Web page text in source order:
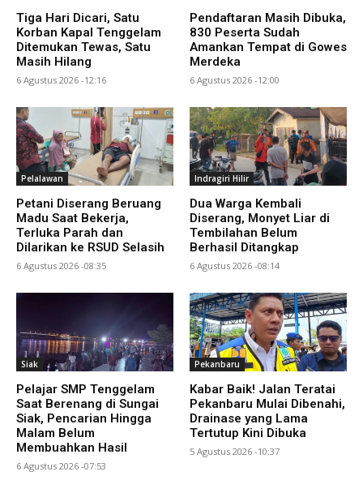
Tiga Hari Dicari, Satu
Korban Kapal Tenggelam
Ditemukan Tewas, Satu
Masih Hilang
6 Agustus 2026 -12:16
Pendaftaran Masih Dibuka,
830 Peserta Sudah
Amankan Tempat di Gowes
Merdeka
6 Agustus 2026 -12:00
Pelalawan
Petani Diserang Beruang
Madu Saat Bekerja,
Terluka Parah dan
Dilarikan ke RSUD Selasih
6 Agustus 2026 -08:35
Indragiri Hilir
Dua Warga Kembali
Diserang, Monyet Liar di
Tembilahan Belum
Berhasil Ditangkap
6 Agustus 2026 -08:14
Siak
Pelajar SMP Tenggelam
Saat Berenang di Sungai
Siak, Pencarian Hingga
Malam Belum
Membuahkan Hasil
6 Agustus 2026 -07:53
Pekanbaru
Kabar Baik! Jalan Teratai
Pekanbaru Mulai Dibenahi,
Drainase yang Lama
Tertutup Kini Dibuka
5 Agustus 2026 -10:37